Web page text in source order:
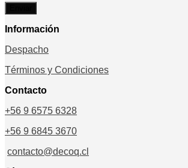
Información
Despacho
Términos y Condiciones
Contacto
+56 9 6575 6328
+56 9 6845 3670
contacto@decoq.cl